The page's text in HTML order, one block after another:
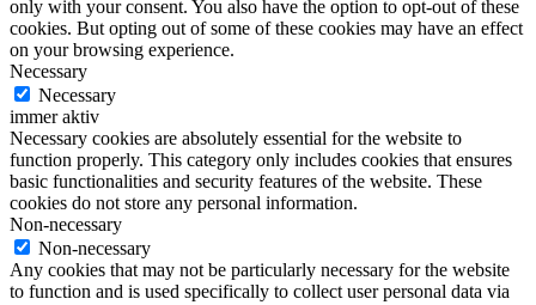
only with your consent. You also have the option to opt-out of these
cookies. But opting out of some of these cookies may have an effect
on your browsing experience.
Necessary
Necessary
immer aktiv
Necessary cookies are absolutely essential for the website to
function properly. This category only includes cookies that ensures
basic functionalities and security features of the website. These
cookies do not store any personal information.
Non-necessary
Non-necessary
Any cookies that may not be particularly necessary for the website
to function and is used specifically to collect user personal data via